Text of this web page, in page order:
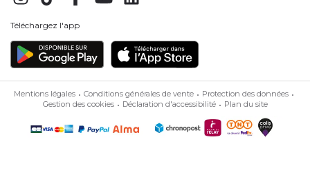
Téléchargez l'app
Mentions légales Conditions générales de vente
Protection des données
Gestion des cookies
Déclaration d'accessibilité Plan du site